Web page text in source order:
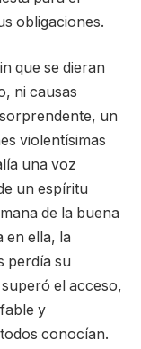
obligaciones.
que se dieran
ni causas
un
violentísimas
una voz
un espíritu
de la buena
en ella, la
perdía su
el acceso,
y
conocían.